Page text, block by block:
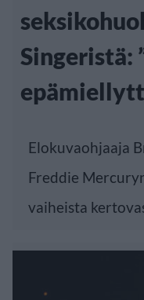
Singeristä:
Elokuvaohjaaja
Freddie
vaiheista